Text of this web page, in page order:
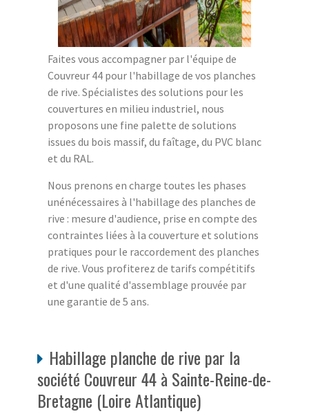
Faites vous accompagner par l'équipe de
Couvreur 44 pour l'habillage de vos planches
de rive. Spécialistes des solutions pour les
couvertures en milieu industriel, nous
proposons une fine palette de solutions
issues du bois massif, du faîtage, du PVC blanc
et du RAL.
Nous prenons en charge toutes les phases
unénécessaires à l'habillage des planches de
rive : mesure d'audience, prise en compte des
contraintes liées à la couverture et solutions
pratiques pour le raccordement des planches
de rive. Vous profiterez de tarifs compétitifs
et d'une qualité d'assemblage prouvée par
une garantie de 5 ans.
Habillage planche de rive par la
société Couvreur 44 à Sainte-Reine-de-
Bretagne (Loire Atlantique)